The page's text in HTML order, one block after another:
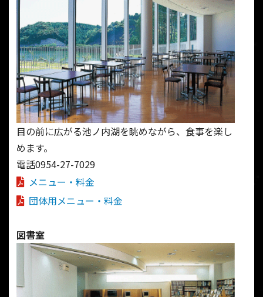
目の前に広がる池ノ内湖を眺めながら、食事を楽し
めます。
電話0954-27-7029
メニュー・料金
団体用メニュー・料金
図書室